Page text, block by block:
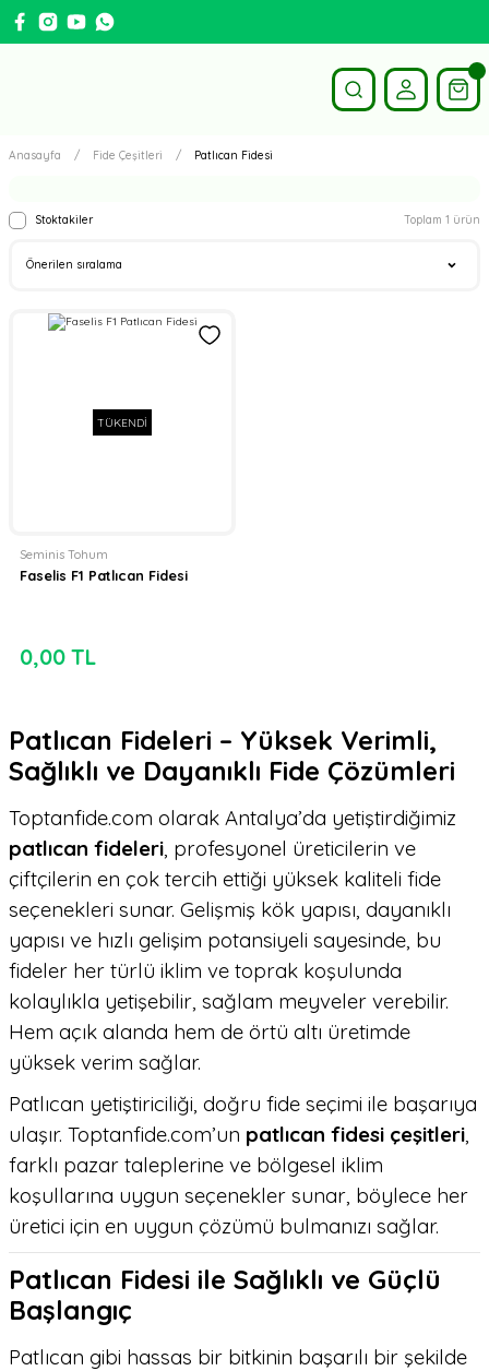
Anasayfa Fide Çeşitleri Patlıcan Fidesi
Stoktakiler Toplam 1 ürün
TÜKENDİ
Seminis Tohum
Faselis F1 Patlıcan Fidesi
0,00 TL
Patlıcan Fideleri – Yüksek Verimli,
Sağlıklı ve Dayanıklı Fide Çözümleri
Toptanfide.com olarak Antalya’da yetiştirdiğimiz
patlıcan fideleri , profesyonel üreticilerin ve
çiftçilerin en çok tercih ettiği yüksek kaliteli fide
seçenekleri sunar. Gelişmiş kök yapısı, dayanıklı
yapısı ve hızlı gelişim potansiyeli sayesinde, bu
fideler her türlü iklim ve toprak koşulunda
kolaylıkla yetişebilir, sağlam meyveler verebilir.
Hem açık alanda hem de örtü altı üretimde
yüksek verim sağlar.
Patlıcan yetiştiriciliği, doğru fide seçimi ile başarıya
ulaşır. Toptanfide.com’un patlıcan fidesi çeşitleri
farklı pazar taleplerine ve bölgesel iklim
koşullarına uygun seçenekler sunar, böylece her
üretici için en uygun çözümü bulmanızı sağlar.
Patlıcan Fidesi ile Sağlıklı ve Güçlü
Başlangıç
Patlıcan gibi hassas bir bitkinin başarılı bir şekilde